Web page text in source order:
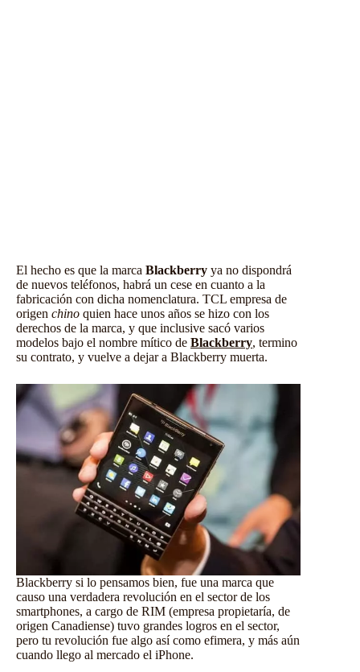
El hecho es que la marca Blackberry ya no dispondrá
de nuevos teléfonos, habrá un cese en cuanto a la
fabricación con dicha nomenclatura. TCL empresa de
origen chino quien hace unos años se hizo con los
derechos de la marca, y que inclusive sacó varios
modelos bajo el nombre mítico de Blackberry, termino
su contrato, y vuelve a dejar a Blackberry muerta.
Blackberry si lo pensamos bien, fue una marca que
causo una verdadera revolución en el sector de los
smartphones, a cargo de RIM (empresa propietaría, de
origen Canadiense) tuvo grandes logros en el sector,
pero tu revolución fue algo así como efimera, y más aún
cuando llego al mercado el iPhone.